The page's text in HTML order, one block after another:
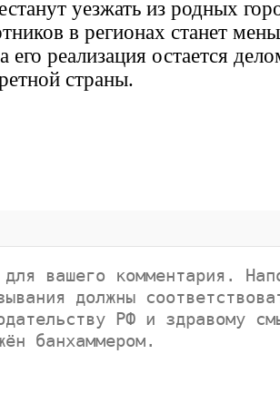
уезжать из родных
в регионах станет
его реализация остается
страны.